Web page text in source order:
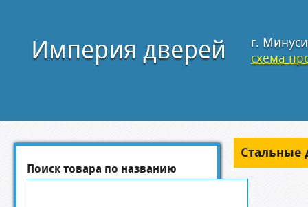
Империя дверей
г.
схема
Поиск товара по названию
Стальные